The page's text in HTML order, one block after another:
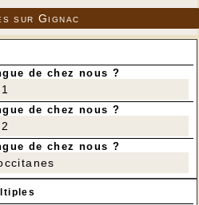
sur Gignac
de chez nous ?
de chez nous ?
de chez nous ?